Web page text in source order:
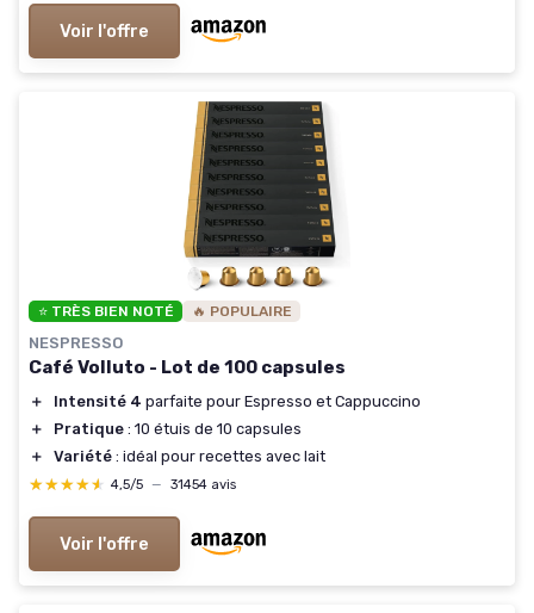
Voir l'offre
⭐ TRÈS BIEN NOTÉ 🔥 POPULAIRE
NESPRESSO
Café Volluto - Lot de 100 capsules
＋ Intensité 4 parfaite pour Espresso et Cappuccino
＋
Pratique : 10 étuis de 10 capsules
＋
Variété : idéal pour recettes avec lait
★★★★★
★★★★★ 4,5/5 — 31454 avis
Voir l'offre